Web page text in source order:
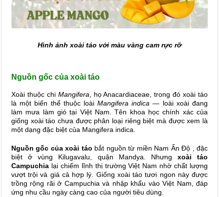
Hình ảnh xoài táo với màu vàng cam rực rỡ
Nguồn gốc của xoài táo
Xoài thuộc chi Mangifera, họ Anacardiaceae, trong đó xoài táo
là một biến thể thuộc loàiMangifera indica — loài xoài đang
làm mưa làm gió tại Việt Nam. Tên khoa học chính xác của
giống xoài táo chưa được phân loại riêng biệt mà được xem là
một dạng đặc biệt của Mangifera indica.
Nguồn gốc của xoài táo bắt nguồn từ miền Nam Ấn Độ , đặc
biệt ở vùng Kilugavalu, quận Mandya. Nhưng xoài táo
Campuchia lại chiếm lĩnh thị trường Việt Nam nhờ chất lượng
vượt trội và giá cả hợp lý. Giống xoài táo tươi ngon này được
trồng rộng rãi ở Campuchia và nhập khẩu vào Việt Nam, đáp
ứng nhu cầu ngày càng cao của người tiêu dùng.